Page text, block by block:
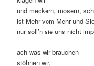
und meckern, mosern,
ist Mehr vom Mehr und
nur soll’n sie uns nicht
ach was wir brauchen
stöhnen wir,